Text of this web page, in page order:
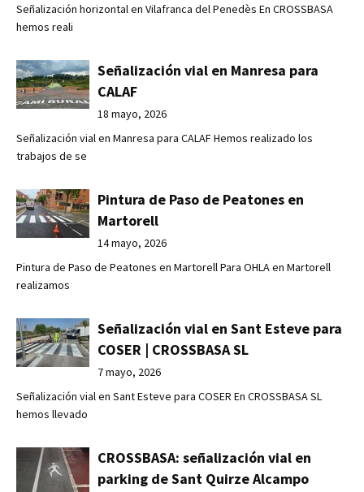
Señalización horizontal en Vilafranca del Penedès En CROSSBASA
hemos reali
Señalización vial en Manresa para
CALAF
18 mayo, 2026
Señalización vial en Manresa para CALAF Hemos realizado los
trabajos de se
Pintura de Paso de Peatones en
Martorell
14 mayo, 2026
Pintura de Paso de Peatones en Martorell Para OHLA en Martorell
realizamos
Señalización vial en Sant Esteve para
COSER | CROSSBASA SL
7 mayo, 2026
Señalización vial en Sant Esteve para COSER En CROSSBASA SL
hemos llevado
CROSSBASA: señalización vial en
parking de Sant Quirze Alcampo